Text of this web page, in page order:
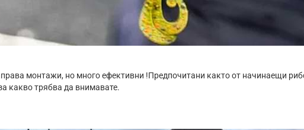
монтажи, но много ефективни !Предпочитани както от начинаещи
какво трябва да внимавате.